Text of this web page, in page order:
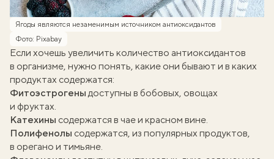
Ягоды являются незаменимым источником антиоксидантов
Фото: Pixabay
Если хочешь увеличить количество антиоксидантов
в организме, нужно понять, какие они бывают и в каких
продуктах содержатся:
Фитоэстрогеныдоступны в бобовых, овощах
и фруктах.
Катехины содержатся в чае и красном вине.
Полифенолы содержатся, из популярных продуктов,
в орегано и тимьяне.